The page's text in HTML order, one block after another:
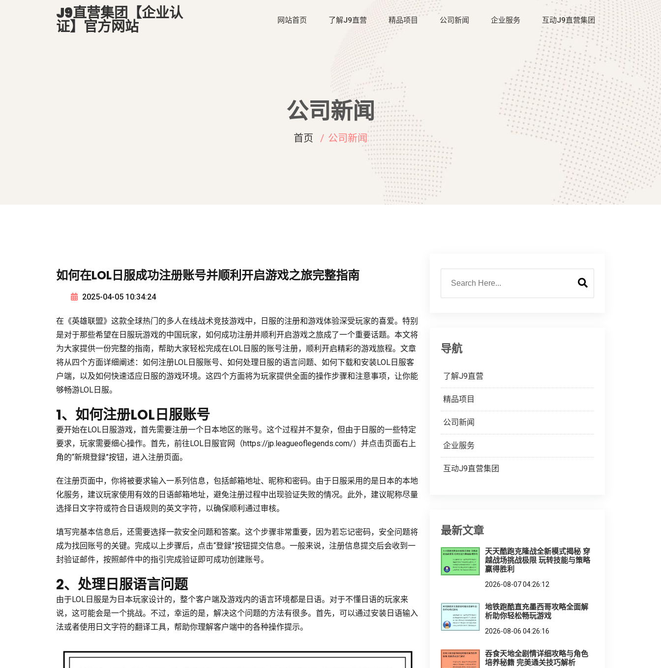
J9直营集团【企业认
证】官方网站 网站首页 了解J9直营 精品项目 公司新闻 企业服务 互动J9直营集团
公司新闻
首页 公司新闻
如何在LOL日服成功注册账号并顺利开启游戏之旅完整指南
2025-04-05 10:34:24
在《英雄联盟》这款全球热门的多人在线战术竞技游戏中，日服的注册和游戏体验深受玩家的喜爱。特别
是对于那些希望在日服玩游戏的中国玩家，如何成功注册并顺利开启游戏之旅成了一个重要话题。本文将
为大家提供一份完整的指南，帮助大家轻松完成在LOL日服的账号注册，顺利开启精彩的游戏旅程。文章
将从四个方面详细阐述：如何注册LOL日服账号、如何处理日服的语言问题、如何下载和安装LOL日服客
户端，以及如何快速适应日服的游戏环境。这四个方面将为玩家提供全面的操作步骤和注意事项，让你能
够畅游LOL日服。
1、如何注册LOL日服账号
要开始在LOL日服游戏，首先需要注册一个日本地区的账号。这个过程并不复杂，但由于日服的一些特定
要求，玩家需要细心操作。首先，前往LOL日服官网（https://jp.leagueoflegends.com/）并点击页面右上
角的“新規登録”按钮，进入注册页面。
在注册页面中，你将被要求输入一系列信息，包括邮箱地址、昵称和密码。由于日服采用的是日本的本地
化服务，建议玩家使用有效的日语邮箱地址，避免注册过程中出现验证失败的情况。此外，建议昵称尽量
选择日文字符或符合日语规则的英文字符，以确保顺利通过审核。
填写完基本信息后，还需要选择一款安全问题和答案。这个步骤非常重要，因为若忘记密码，安全问题将
成为找回账号的关键。完成以上步骤后，点击“登録”按钮提交信息。一般来说，注册信息提交后会收到一
封验证邮件，按照邮件中的指引完成验证即可成功创建账号。
2、处理日服语言问题
由于LOL日服是为日本玩家设计的，整个客户端及游戏内的语言环境都是日语。对于不懂日语的玩家来
说，这可能会是一个挑战。不过，幸运的是，解决这个问题的方法有很多。首先，可以通过安装日语输入
法或者使用日文字符的翻译工具，帮助你理解客户端中的各种操作提示。
导航
了解J9直营
精品项目
公司新闻
企业服务
互动J9直营集团
最新文章
天天酷跑克隆战全新模式揭秘 穿
越战场挑战极限 玩转技能与策略
赢得胜利
2026-08-07 04:26:12
地铁跑酷直充墨西哥攻略全面解
析助你轻松畅玩游戏
2026-08-06 04:26:16
吞食天地全剧情详细攻略与角色
培养秘籍 完美通关技巧解析